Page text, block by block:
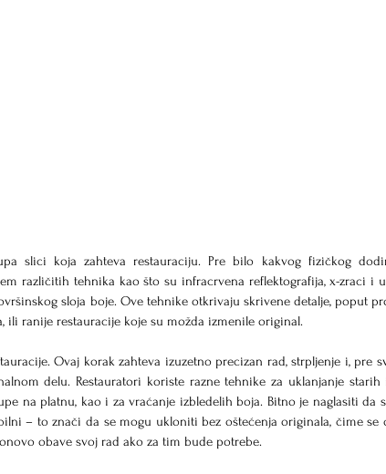
slici koja zahteva restauraciju. Pre bilo kakvog fizičkog
različitih tehnika kao što su infracrvena reflektografija, x-zraci i
sloja boje. Ove tehnike otkrivaju skrivene detalje, poput
ili ranije restauracije koje su možda izmenile original.
Ovaj korak zahteva izuzetno precizan rad, strpljenje i, pre
delu. Restauratori koriste razne tehnike za uklanjanje starih
na platnu, kao i za vraćanje izbledelih boja. Bitno je naglasiti da
– to znači da se mogu ukloniti bez oštećenja originala, čime se
obave svoj rad ako za tim bude potrebe.